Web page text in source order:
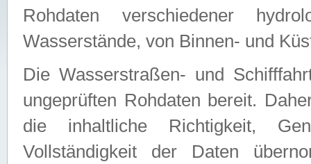
Rohdaten verschiedener
Wasserstände, von Binnen- und
Die Wasserstraßen- und
ungeprüften Rohdaten bereit.
die inhaltliche Richtigkeit,
Vollständigkeit der Daten